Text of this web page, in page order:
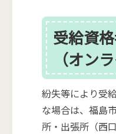
受給資
（オン
紛失等により受
な場合は、福島
所・出張所（西